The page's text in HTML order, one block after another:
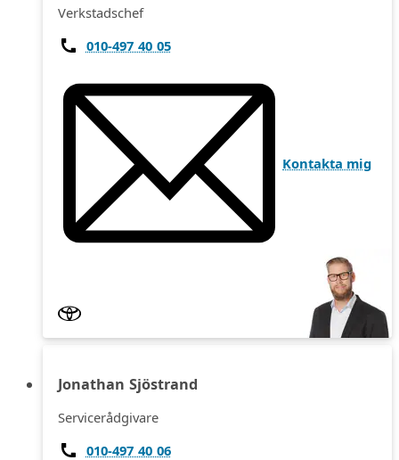
Verkstadschef
010-497 40 05
Kontakta mig
Jonathan Sjöstrand
Servicerådgivare
010-497 40 06